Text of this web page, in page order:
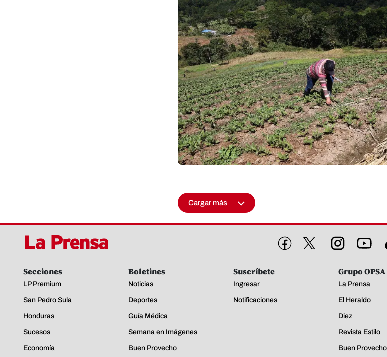
Cargar más
Secciones
LP Premium
San Pedro Sula
Honduras
Sucesos
Economía
Boletines
Noticias
Deportes
Guía Médica
Semana en Imágenes
Buen Provecho
Suscríbete
Ingresar
Notificaciones
Grupo OPSA
La Prensa
El Heraldo
Diez
Revista Estilo
Buen Provecho